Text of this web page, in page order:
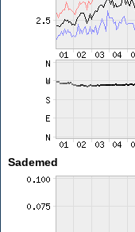
Sademed